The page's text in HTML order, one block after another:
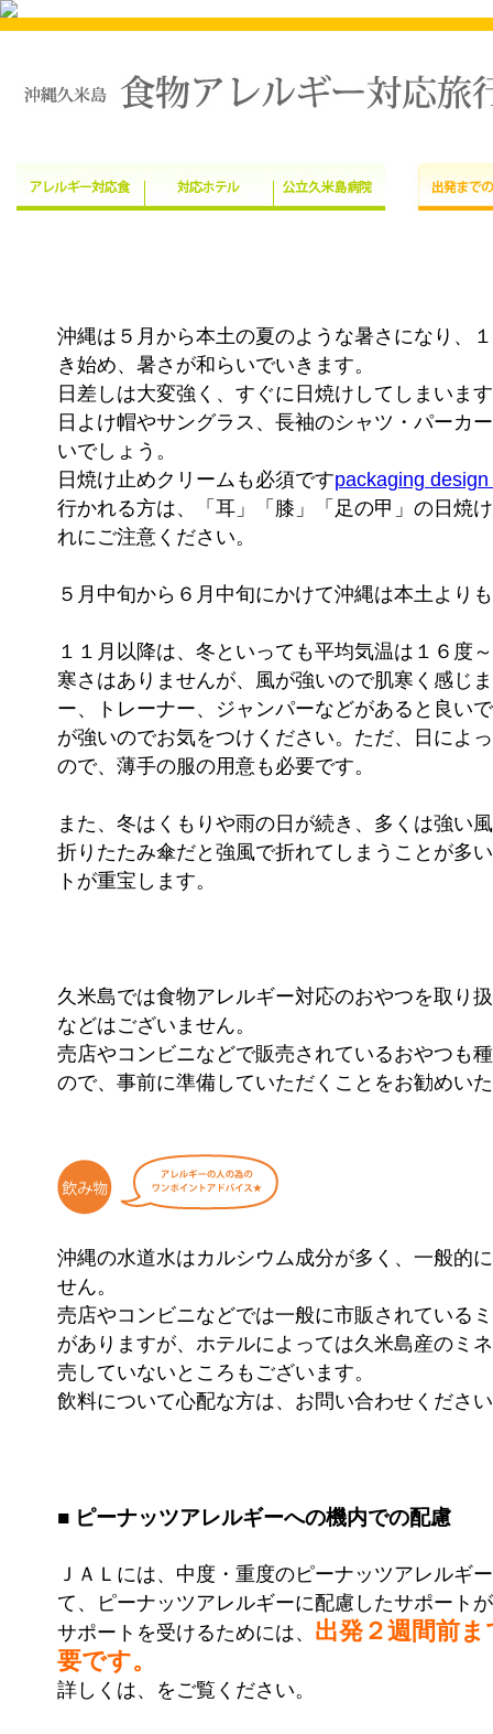
沖縄は５月から本土の夏のような暑さになり、
き始め、暑さが和らいでいきます。
日差しは大変強く、すぐに日焼けしてしまいま
日よけ帽やサングラス、長袖のシャツ・パーカ
いでしょう。
日焼け止めクリームも必須ですpackaging
行かれる方は、「耳」「膝」「足の甲」の日焼
れにご注意ください。
５月中旬から６月中旬にかけて沖縄は本土より
１１月以降は、冬といっても平均気温は１６度
寒さはありませんが、風が強いので肌寒く感じ
ー、トレーナー、ジャンパーなどがあると良い
が強いのでお気をつけください。ただ、日によ
ので、薄手の服の用意も必要です。
また、冬はくもりや雨の日が続き、多くは強い
折りたたみ傘だと強風で折れてしまうことが多
トが重宝します。
久米島では食物アレルギー対応のおやつを取り
などはございません。
売店やコンビニなどで販売されているおやつも
ので、事前に準備していただくことをお勧めい
沖縄の水道水はカルシウム成分が多く、一般的
せん。
売店やコンビニなどでは一般に市販されている
がありますが、ホテルによっては久米島産のミ
売していないところもございます。
飲料について心配な方は、お問い合わせくださ
■ ピーナッツアレルギーへの機内での配慮
ＪＡＬには、中度・重度のピーナッツアレルギ
て、ピーナッツアレルギーに配慮したサポート
サポートを受けるためには、 出発２週間前
要です。
詳しくは、をご覧ください。